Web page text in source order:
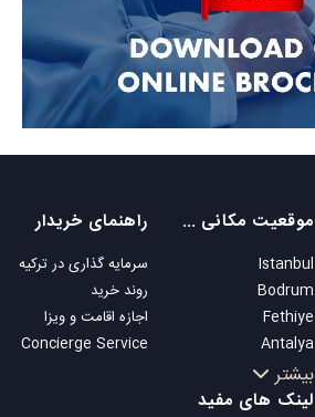
موقعیت مکانی های محبوب
Istanbul
Bodrum
Fethiye
Antalya
Kalkan
Alanya
بیشتر
راهنمای خریدار
سرمایه گذاری در ترکیه
روند خرید
اجازه اقامت و ویزا
Concierge Service
لینک های مفید